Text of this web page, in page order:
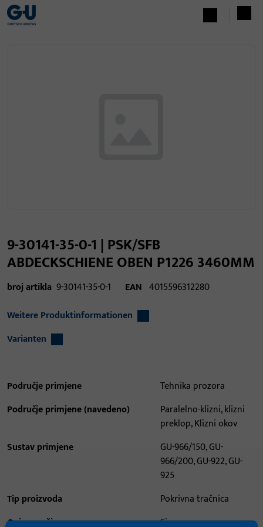
9-30141-35-0-1 | PSK/SFB
ABDECKSCHIENE OBEN P1226 3460MM
broj artikla 9-30141-35-0-1 EAN 4015596312280
Weitere Produktinformationen
Varianten
Područje primjene
Tehnika prozora
Područje primjene (navedeno)
Paralelno-klizni, klizni
preklop, Klizni okov
Sustav primjene
GU-966/150, GU-
966/200, GU-922, GU-
925
Tip proizvoda
Pokrivna tračnica
Opis površine
Siva